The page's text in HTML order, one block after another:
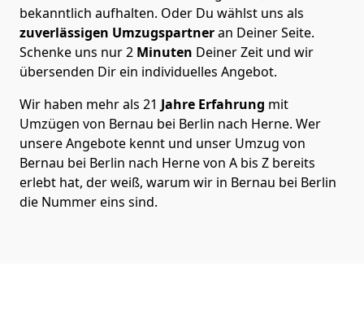
bekanntlich aufhalten. Oder Du wählst uns als
zuverlässigen Umzugspartneran Deiner Seite.
Schenke uns nur2 Minuten Deiner Zeit und wir
übersenden Dir ein individuelles Angebot.
Wir haben mehr als 21 Jahre Erfahrung mit
Umzügen von Bernau bei Berlin nach Herne. Wer
unsere Angebote kennt und unser Umzug von
Bernau bei Berlin nach Herne von A bis Z bereits
erlebt hat, der weiß, warum wir in Bernau bei Berlin
die Nummer eins sind.